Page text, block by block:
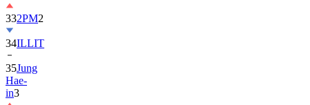
332PM2
34ILLIT
35Jung
Hae-
in3